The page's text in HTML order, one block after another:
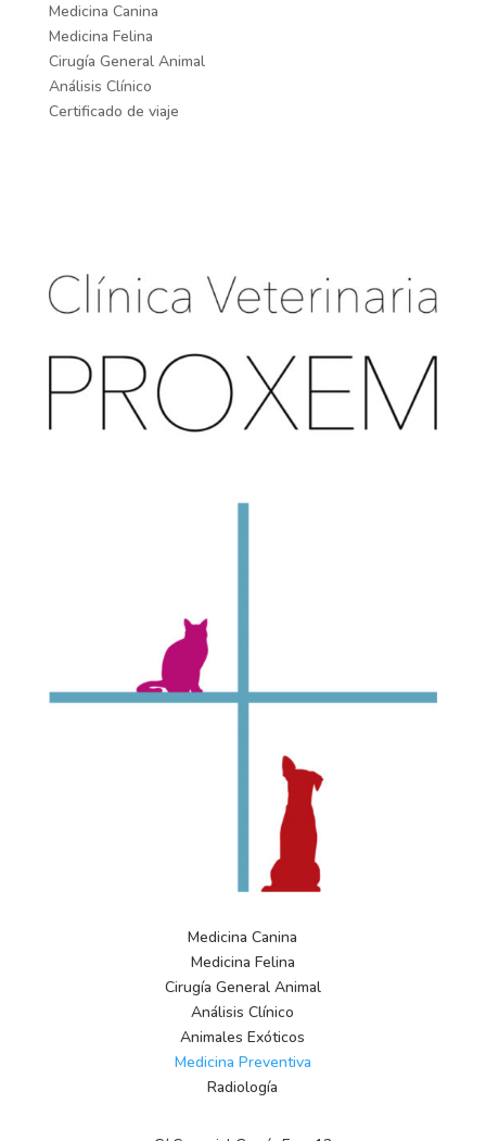
Medicina Canina
Medicina Felina
Cirugía General Animal
Análisis Clínico
Certificado de viaje
Medicina Canina
Medicina Felina
Cirugía General Animal
Análisis Clínico
Animales Exóticos
Medicina Preventiva
Radiología